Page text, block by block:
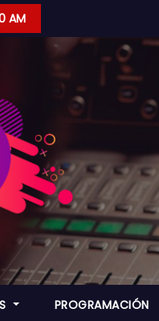
AM
PROGRAMACIÓN